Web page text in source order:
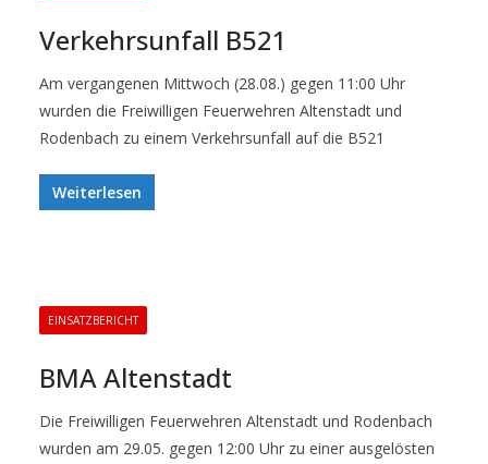
Verkehrsunfall B521
Am vergangenen Mittwoch (28.08.) gegen 11:00 Uhr
wurden die Freiwilligen Feuerwehren Altenstadt und
Rodenbach zu einem Verkehrsunfall auf die B521
Weiterlesen
EINSATZBERICHT
BMA Altenstadt
Die Freiwilligen Feuerwehren Altenstadt und Rodenbach
wurden am 29.05. gegen 12:00 Uhr zu einer ausgelösten